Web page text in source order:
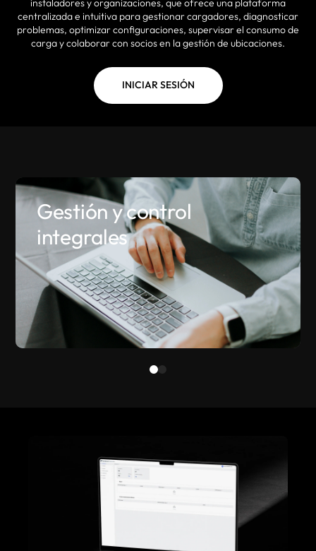
centralizada e intuitiva para gestionar cargadores, diagnosticar
problemas, optimizar configuraciones, supervisar el consumo de
carga y colaborar con socios en la gestión de ubicaciones.
INICIAR SESIÓN
Gestión y control
integrales